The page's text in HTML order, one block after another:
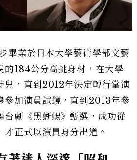
畢業於日本大學藝術學部文藝
的184公分高挑身材，在大學
兒，直到2012年決定轉行當演
參加演員試鏡，直到2013年參
台劇《黑蜥蜴》甄選，成功從
正式以演員身分出道。